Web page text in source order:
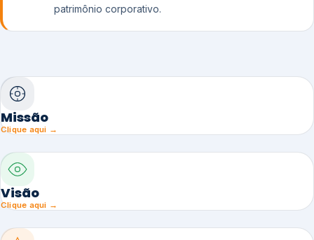
patrimônio corporativo.
Missão
Clique aqui →
Visão
Clique aqui →